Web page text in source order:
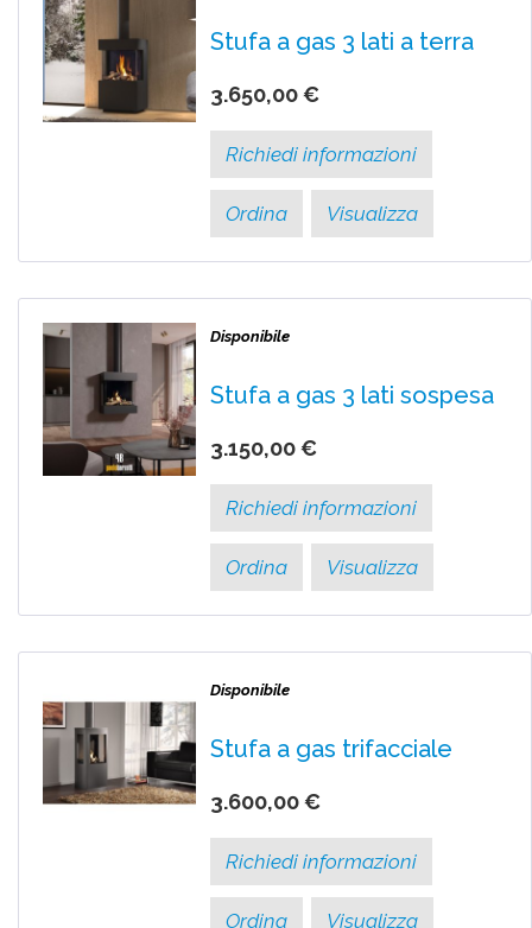
Stufa a gas 3 lati a terra
3.650,00 €
Richiedi informazioni
Ordina Visualizza
Disponibile
Stufa a gas 3 lati sospesa
3.150,00 €
Richiedi informazioni
Ordina Visualizza
Disponibile
Stufa a gas trifacciale
3.600,00 €
Richiedi informazioni
Ordina Visualizza